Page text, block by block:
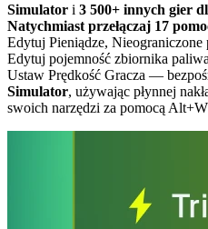
Simulator i 3 500+ innych gier
Natychmiast przełączaj 17
Edytuj Pieniądze,
Edytuj pojemność zbiornika
Ustaw Prędkość Gracza —
Simulator, używając płynnej
swoich narzędzi za pomocą